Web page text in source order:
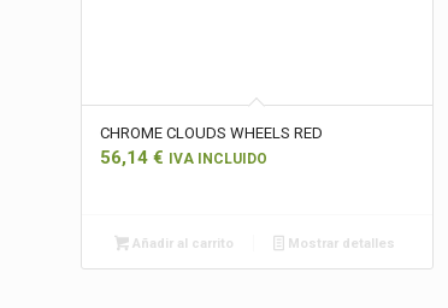
CHROME CLOUDS WHEELS RED
56,14 € IVA INCLUIDO
Añadir al carrito Mostrar detalles